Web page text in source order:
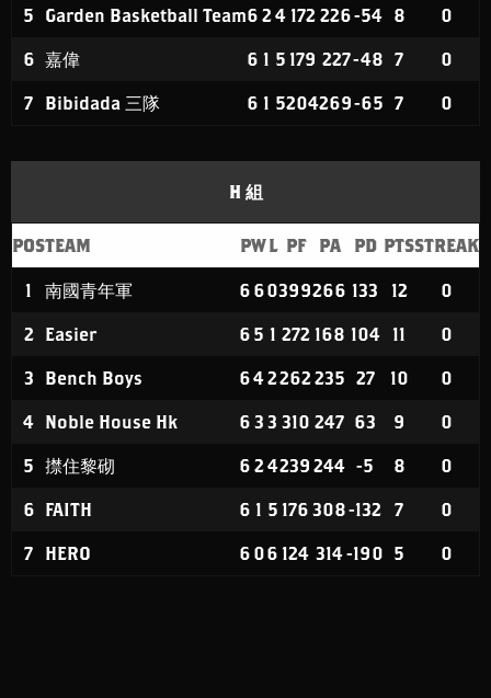
5 Garden Basketball Team6 24 172 226-54 8 0
6 嘉偉 6 1 5 179 227-48 7 0
7 Bibidada 三隊 6 1 5204269-65 7 0
H 組
POSTEAM PWL PF PA PD PTSSTREAK
1 南國青年軍 6 60399266 133 12 0
2 Easier 6 5 1 272 168 104 11 0
3 Bench Boys 642262235 27 10 0
4 Noble House Hk 6 3 3 310 247 63 9 0
5 㩒住黎砌 6 24239 244 -5 8 0
6 FAITH 6 1 5 176 308-132 7 0
7 HERO 6 06 124 314-190 5 0